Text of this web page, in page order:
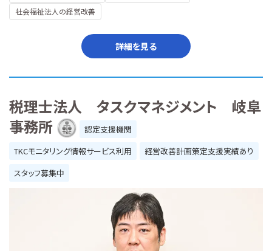
社会福祉法人の経営改善
詳細を見る
税理士法人 タスクマネジメント 岐阜
事務所
認定支援機関
TKCモニタリング情報サービス利用
経営改善計画策定支援実績あり
スタッフ募集中